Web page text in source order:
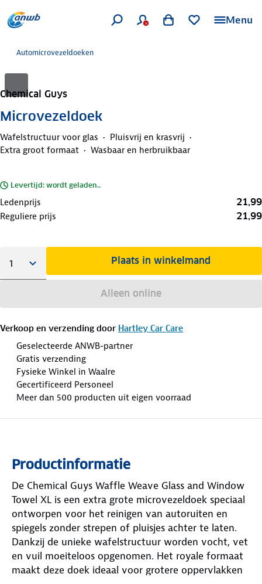
Menu
Automicrovezeldoeken
Chemical Guys
Microvezeldoek
Wafelstructuur voor glas
Pluisvrij en krasvrij
Extra groot formaat
Wasbaar en herbruikbaar
Levertijd: wordt geladen..
Ledenprijs 21,99
Reguliere prijs 21,99
Plaats in winkelmand
Alleen online
Verkoop en verzending door Hartley Car Care
Geselecteerde ANWB-partner
Gratis verzending
Fysieke Winkel in Waalre
Gecertificeerd Personeel
Meer dan 500 producten uit eigen voorraad
Productinformatie
De Chemical Guys Waffle Weave Glass and Window
Towel XL is een extra grote microvezeldoek speciaal
ontworpen voor het reinigen van autoruiten en
spiegels zonder strepen of pluisjes achter te laten.
Dankzij de unieke wafelstructuur worden vocht, vet
en vuil moeiteloos opgenomen. Het royale formaat
maakt deze doek ideaal voor grotere oppervlakken